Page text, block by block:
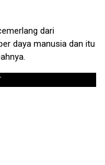
dari
daya manusia dan itu